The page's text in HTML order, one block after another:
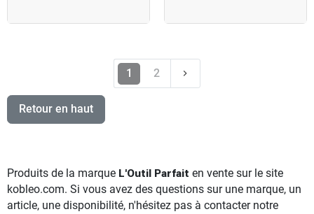
1 2 keyboard_arrow_right
Retour en haut
Produits de la marque L'Outil Parfait en vente sur le site
kobleo.com. Si vous avez des questions sur une marque, un
article, une disponibilité, n'hésitez pas à contacter notre